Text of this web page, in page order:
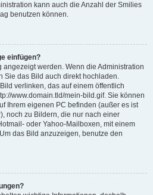
kann auch die Anzahl der Smilies
benutzen können.
einfügen?
werden. Wenn die Administration
Sie das Bild auch direkt hochladen.
verlinken, das auf einem öffentlich
www.domain.tld/mein-bild.gif. Sie können
Ihrem eigenen PC befinden (außer es ist
noch zu Bildern, die nur nach einer
oder Yahoo-Mailboxen, mit einem
das Bild anzuzeigen, benutze den